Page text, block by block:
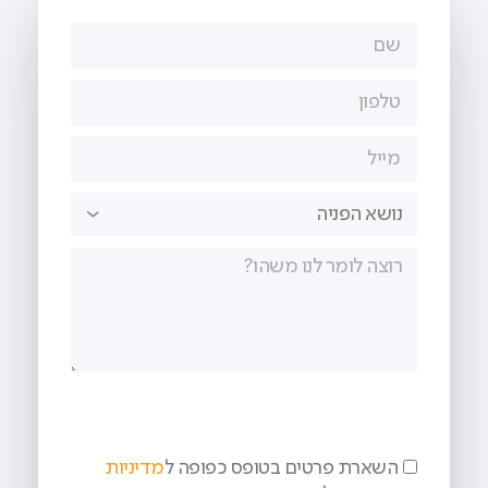
השארת פרטים בטופס כפופה למדיניות